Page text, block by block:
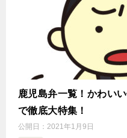
鹿児島弁一覧！かわい
で徹底大特集！
公開日： 2021年1月9日